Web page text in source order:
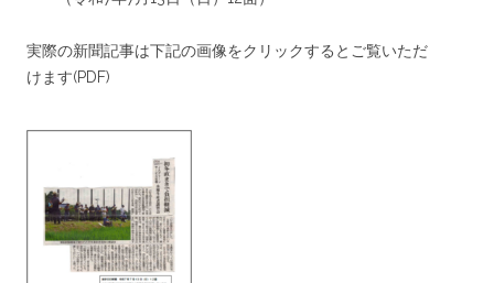
実際の新聞記事は下記の画像をクリックするとご覧いただ
けます(PDF)